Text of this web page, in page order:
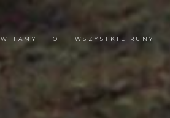
WITAMY O WSZYSTKIE RUNY